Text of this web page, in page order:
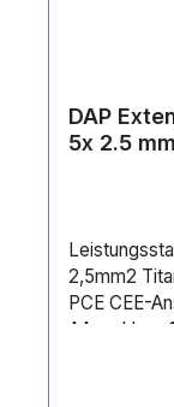
DAP
5x 2.5
2,5mm2
PCE CEE-
AAnschluss